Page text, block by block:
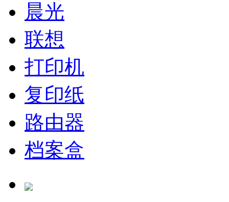
晨光
联想
打印机
复印纸
路由器
档案盒